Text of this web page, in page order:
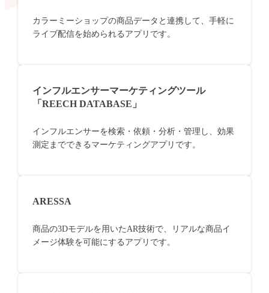
カラーミーショップの商品データと連携して、手軽に
ライブ配信を始められるアプリです。
インフルエンサーマーケティングツール
「REECH DATABASE」
インフルエンサーを検索・依頼・分析・管理し、効果
測定までできるマーケティングアプリです。
ARESSA
商品の3Dモデルを用いたAR技術で、リアルな商品イ
メージ体験を可能にするアプリです。